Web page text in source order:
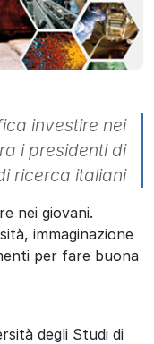
investire nei
i presidenti di
ricerca italiani
nei giovani.
immaginazione
per fare buona
degli Studi di